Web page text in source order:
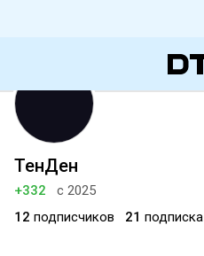
ТенДен
+332
с 2025
12 подписчиков 21 подписка